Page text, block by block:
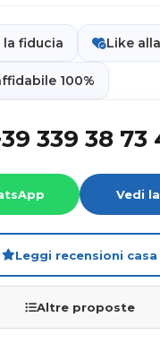
la fiducia Like
100%
339 38 73
Vedi
Leggi recensioni casa
Altre proposte